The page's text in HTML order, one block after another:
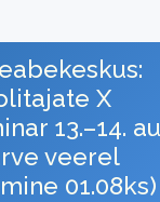
X
13.–14.
veerel
01.08ks)